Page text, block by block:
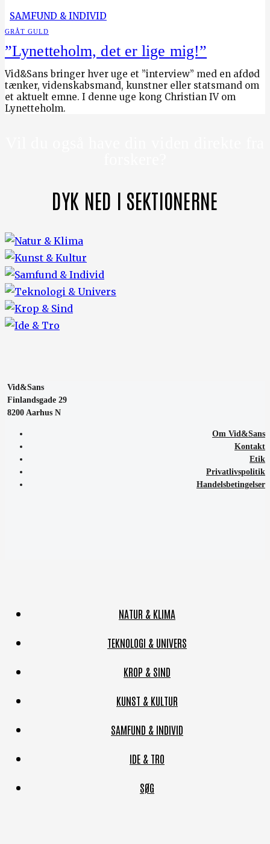
SAMFUND & INDIVID
GRÅT GULD
”Lynetteholm, det er lige mig!”
Vid&Sans bringer hver uge et ”interview” med en afdød
tænker, videnskabsmand, kunstner eller statsmand om
et aktuelt emne. I denne uge kong Christian IV om
Lynetteholm.
DYK NED I SEKTIONERNE
Vid&Sans
Finlandsgade 29
8200 Aarhus N
Om Vid&Sans
Kontakt
Etik
Privatlivspolitik
Handelsbetingelser
NATUR & KLIMA
TEKNOLOGI & UNIVERS
KROP & SIND
KUNST & KULTUR
SAMFUND & INDIVID
IDE & TRO
SØG